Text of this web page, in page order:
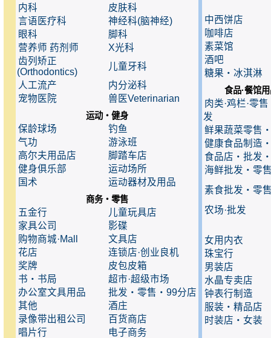
内科
皮肤科
言语医疗科
神经科(脑神经)
眼科
脚科
营养师 药剂师
X光科
齿列矫正
(Orthodontics)
儿童牙科
人工流产
内分泌科
宠物医院
兽医Veterinarian
运动・健身
保龄球场
钓鱼
气功
游泳班
高尔夫用品店
脚踏车店
健身俱乐部
运动场所
国术
运动器材及用品
商务・零售
五金行
儿童玩具店
家具公司
影碟
购物商城·Mall
文具店
花店
连锁店·创业良机
奖牌
皮包皮箱
书・书局
超市·超级市场
办公室文具用品
批发・零售・99分店
其他
酒庄
录像带出租公司
百货商店
唱片行
电子商务
中西饼店
咖啡店
素菜馆
酒吧
糖果・冰淇淋
食品·餐馆
肉类·鸡栏·零
发
鲜果蔬菜零售
健康食品制造
食品店・批发
海鲜批发・零
素食批发・零
农场·批发
女用内衣
珠宝行
男装店
水晶专卖店
钟表行制造
服装・精品店
时装店・女装